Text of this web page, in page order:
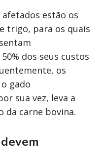
estão os
trigo, para os quais
dos seus custos
os
gado
sua vez, leva a
da carne bovina.